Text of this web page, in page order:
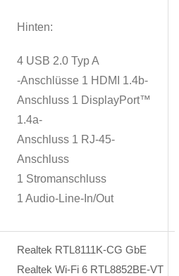
Hinten:
4 USB 2.0 Typ A
-Anschlüsse 1 HDMI 1.4b-
Anschluss 1 DisplayPort™
1.4a-
Anschluss 1 RJ-45-
Anschluss
1 Stromanschluss
1 Audio-Line-In/Out
Realtek RTL8111K-CG GbE
Realtek Wi-Fi 6 RTL8852BE-VT